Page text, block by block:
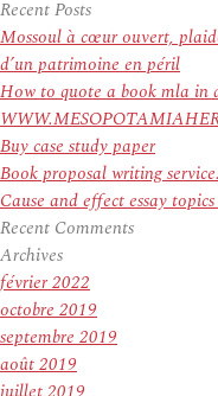
pour
:
Recent Posts
Mossoul à cœur ouvert,
d’un patrimoine en péril
How to quote a book mla in
Buy case study paper
Book proposal writing
Cause and effect essay
Recent Comments
Archives
février 2022
octobre 2019
septembre 2019
août 2019